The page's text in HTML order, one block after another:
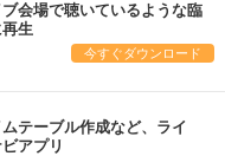
会場で聴いているような臨
生
今すぐダウンロード
テーブル作成など、ライ
アプリ